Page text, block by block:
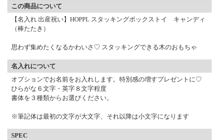
この商品について
【名入れ 出産祝い】HOPPL スタッキングボックストイ キャンディ
（棒たたき）
思わず集めたくなるかわいさ♡ スタッキングできる木のおもちゃ
名入れについて
オプションでお名前をお入れします。特別感の増すプレゼントに♡
ひらがな６文字・英字８文字程度
書体を３種類からお選びください。
※筆記体は最初の文字が大文字、それ以降は小文字になります
SPEC